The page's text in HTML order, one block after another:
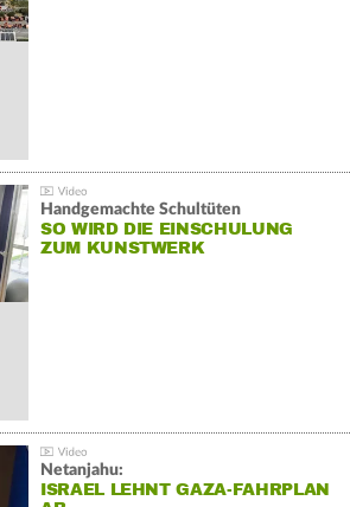
Handgemachte Schultüten
SO WIRD DIE EINSCHULUNG
ZUM KUNSTWERK
Netanjahu:
ISRAEL LEHNT GAZA-FAHRPLAN